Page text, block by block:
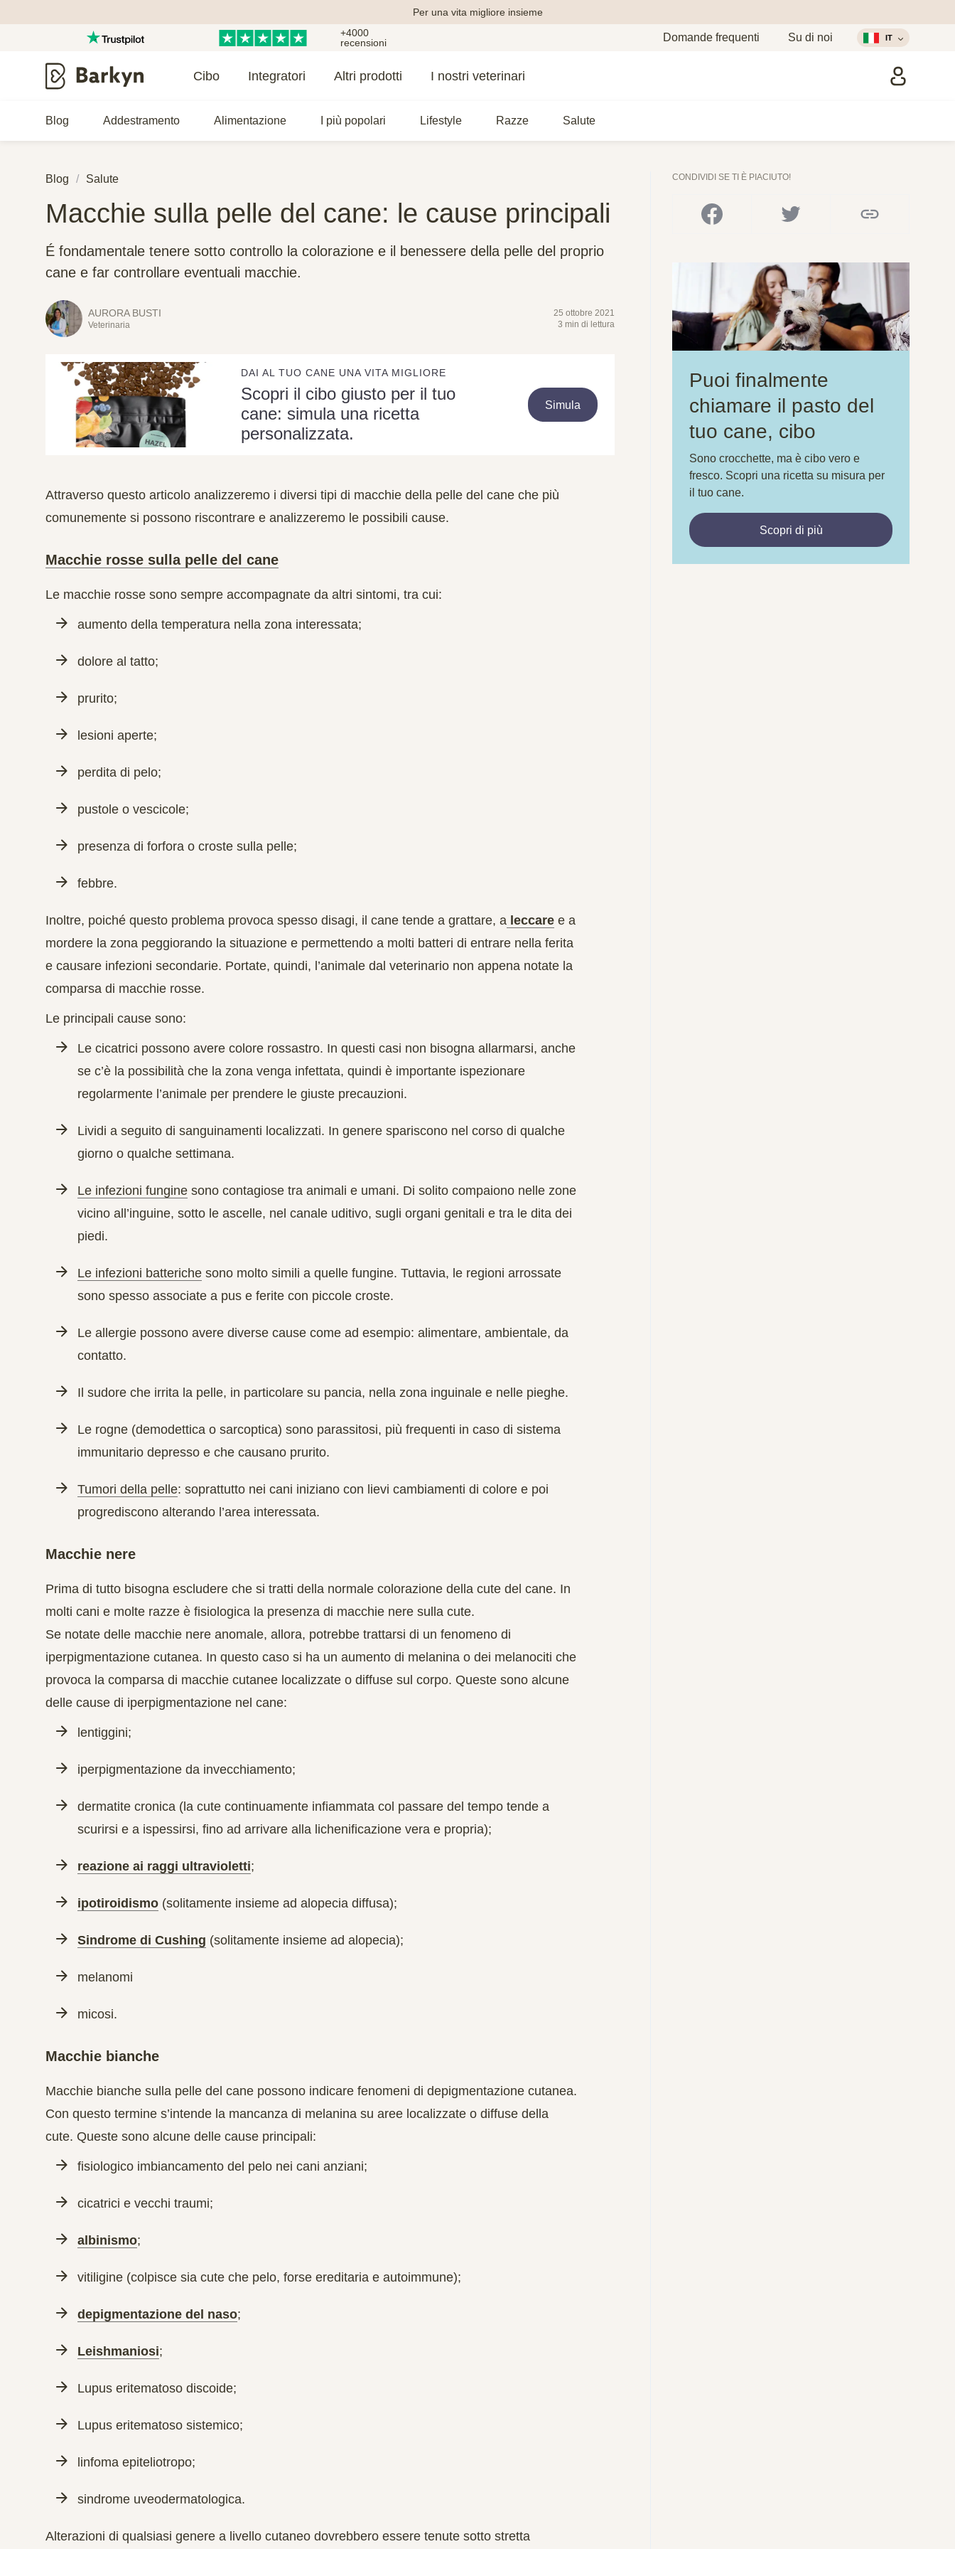
Per una vita migliore insieme
+4000
recensioni
Domande frequenti Su di noi IT
Cibo Integratori Altri prodotti I nostri veterinari
Blog Addestramento Alimentazione I più popolari Lifestyle Razze Salute
Blog Salute
Macchie sulla pelle del cane: le cause principali
É fondamentale tenere sotto controllo la colorazione e il benessere della pelle del proprio
cane e far controllare eventuali macchie.
AURORA BUSTI
Veterinaria
25 ottobre 2021
3 min di lettura
DAI AL TUO CANE UNA VITA MIGLIORE
Scopri il cibo giusto per il tuo
cane: simula una ricetta
personalizzata.
Simula
Attraverso questo articolo analizzeremo i diversi tipi di macchie della pelle del cane che più
comunemente si possono riscontrare e analizzeremo le possibili cause.
Macchie rosse sulla pelle del cane
Le macchie rosse sono sempre accompagnate da altri sintomi, tra cui:
aumento della temperatura nella zona interessata;
dolore al tatto;
prurito;
lesioni aperte;
perdita di pelo;
pustole o vescicole;
presenza di forfora o croste sulla pelle;
febbre.
Inoltre, poiché questo problema provoca spesso disagi, il cane tende a grattare, a leccare e a
mordere la zona peggiorando la situazione e permettendo a molti batteri di entrare nella ferita
e causare infezioni secondarie. Portate, quindi, l’animale dal veterinario non appena notate la
comparsa di macchie rosse.
Le principali cause sono:
Le cicatrici possono avere colore rossastro. In questi casi non bisogna allarmarsi, anche
se c’è la possibilità che la zona venga infettata, quindi è importante ispezionare
regolarmente l’animale per prendere le giuste precauzioni.
Lividi a seguito di sanguinamenti localizzati. In genere spariscono nel corso di qualche
giorno o qualche settimana.
Le infezioni fungine sono contagiose tra animali e umani. Di solito compaiono nelle zone
vicino all’inguine, sotto le ascelle, nel canale uditivo, sugli organi genitali e tra le dita dei
piedi.
Le infezioni batteriche sono molto simili a quelle fungine. Tuttavia, le regioni arrossate
sono spesso associate a pus e ferite con piccole croste.
Le allergie possono avere diverse cause come ad esempio: alimentare, ambientale, da
contatto.
Il sudore che irrita la pelle, in particolare su pancia, nella zona inguinale e nelle pieghe.
Le rogne (demodettica o sarcoptica) sono parassitosi, più frequenti in caso di sistema
immunitario depresso e che causano prurito.
Tumori della pelle: soprattutto nei cani iniziano con lievi cambiamenti di colore e poi
progrediscono alterando l’area interessata.
Macchie nere
Prima di tutto bisogna escludere che si tratti della normale colorazione della cute del cane. In
molti cani e molte razze è fisiologica la presenza di macchie nere sulla cute.
Se notate delle macchie nere anomale, allora, potrebbe trattarsi di un fenomeno di
iperpigmentazione cutanea. In questo caso si ha un aumento di melanina o dei melanociti che
provoca la comparsa di macchie cutanee localizzate o diffuse sul corpo. Queste sono alcune
delle cause di iperpigmentazione nel cane:
lentiggini;
iperpigmentazione da invecchiamento;
dermatite cronica (la cute continuamente infiammata col passare del tempo tende a
scurirsi e a ispessirsi, fino ad arrivare alla lichenificazione vera e propria);
reazione ai raggi ultravioletti;
ipotiroidismo (solitamente insieme ad alopecia diffusa);
Sindrome di Cushing (solitamente insieme ad alopecia);
melanomi
micosi.
Macchie bianche
Macchie bianche sulla pelle del cane possono indicare fenomeni di depigmentazione cutanea.
Con questo termine s’intende la mancanza di melanina su aree localizzate o diffuse della
cute. Queste sono alcune delle cause principali:
fisiologico imbiancamento del pelo nei cani anziani;
cicatrici e vecchi traumi;
albinismo;
vitiligine (colpisce sia cute che pelo, forse ereditaria e autoimmune);
depigmentazione del naso;
Leishmaniosi;
Lupus eritematoso discoide;
Lupus eritematoso sistemico;
linfoma epiteliotropo;
sindrome uveodermatologica.
Alterazioni di qualsiasi genere a livello cutaneo dovrebbero essere tenute sotto stretta
CONDIVIDI SE TI È PIACIUTO!
Puoi finalmente
chiamare il pasto del
tuo cane, cibo
Sono crocchette, ma è cibo vero e
fresco. Scopri una ricetta su misura per
il tuo cane.
Scopri di più